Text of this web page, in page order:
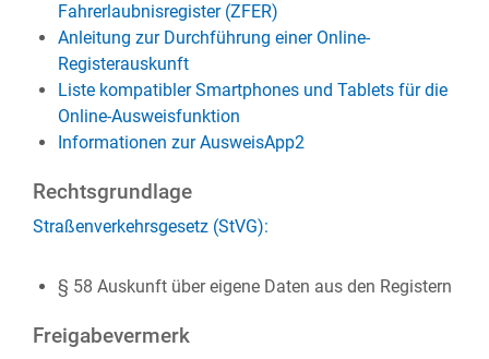
Fahrerlaubnisregister (ZFER)
Anleitung zur Durchführung einer Online-
Registerauskunft
Liste kompatibler Smartphones und Tablets für die
Online-Ausweisfunktion
Informationen zur AusweisApp2
Rechtsgrundlage
Straßenverkehrsgesetz (StVG):
§ 58 Auskunft über eigene Daten aus den Registern
Freigabevermerk